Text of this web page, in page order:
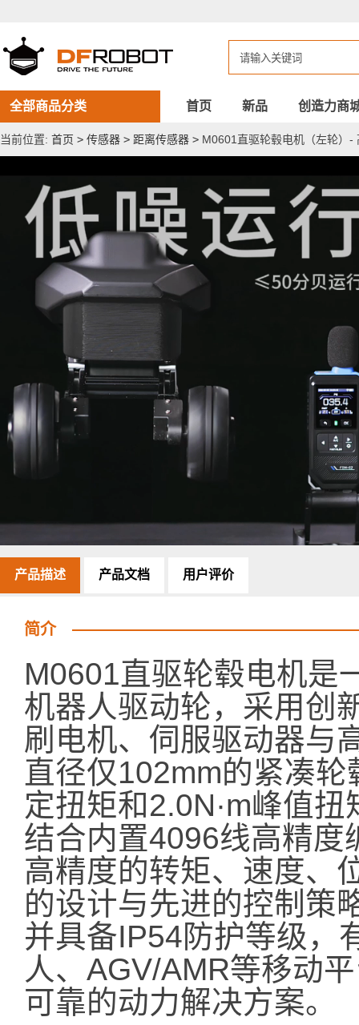
轮
毂
电
机
（左
轮）-
高
度
AGV/
全部商品分类 首页 新品 创造力商
当前位置: 首页 > 传感器 > 距离传感器 > M0601直驱轮毂电机（左轮）-
产品描述 产品文档 用户评价
简介
M0601直驱轮毂电机是
机器人驱动轮，采用创
刷电机、伺服驱动器与
直径仅102mm的紧凑
定扭矩和2.0N·m峰值
结合内置4096线高精度
高精度的转矩、速度、
的设计与先进的控制策
并具备IP54防护等级，
人、AGV/AMR等移动
可靠的动力解决方案。